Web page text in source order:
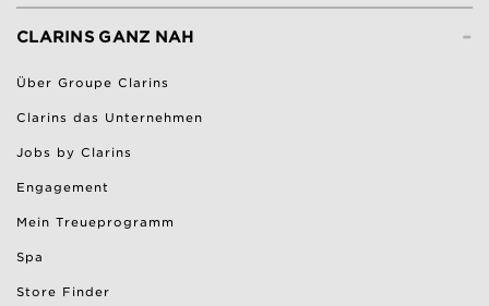
-
CLARINS GANZ NAH
Über Groupe Clarins
Clarins das Unternehmen
Jobs by Clarins
Engagement
Mein Treueprogramm
Spa
Store Finder